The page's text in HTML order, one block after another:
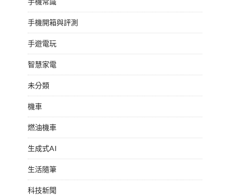
手機開箱與評測
手遊電玩
智慧家電
未分類
機車
燃油機車
生成式AI
生活隨筆
科技新聞